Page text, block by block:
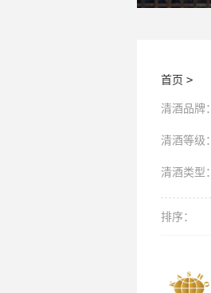
首页 >
清酒品牌：
清酒等级：
清酒类型：
排序：